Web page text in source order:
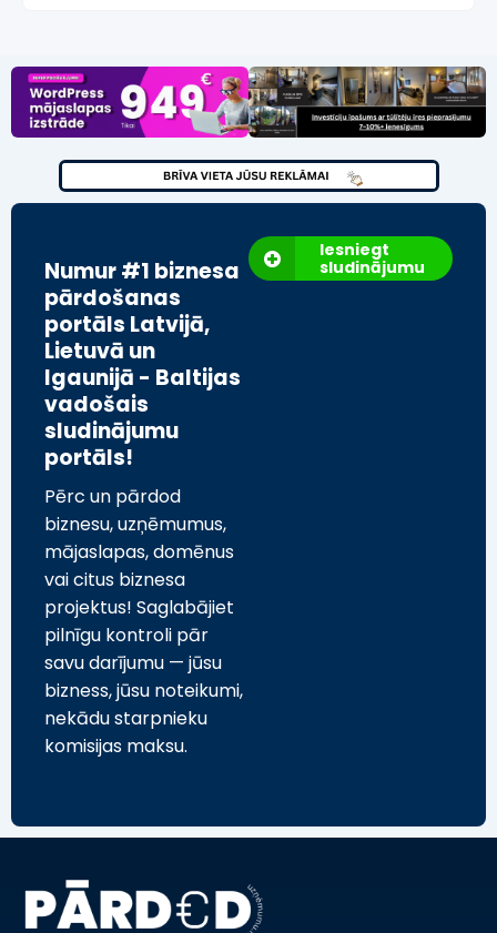
Numur #1 biznesa
pārdošanas
portāls Latvijā,
Lietuvā un
Igaunijā - Baltijas
vadošais
sludinājumu
portāls!
Pērc un pārdod
biznesu, uzņēmumus,
mājaslapas, domēnus
vai citus biznesa
projektus! Saglabājiet
pilnīgu kontroli pār
savu darījumu — jūsu
bizness, jūsu noteikumi,
nekādu starpnieku
komisijas maksu.
Iesniegt
sludinājumu